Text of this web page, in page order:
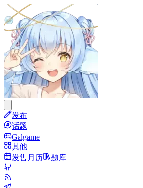
发布
话题
Galgame
其他
发售月历
题库